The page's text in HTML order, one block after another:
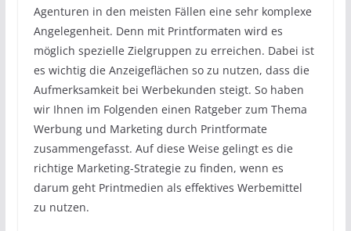
Agenturen in den meisten Fällen eine sehr komplexe
Angelegenheit. Denn mit Printformaten wird es
möglich spezielle Zielgruppen zu erreichen. Dabei ist
es wichtig die Anzeigeflächen so zu nutzen, dass die
Aufmerksamkeit bei Werbekunden steigt. So haben
wir Ihnen im Folgenden einen Ratgeber zum Thema
Werbung und Marketing durch Printformate
zusammengefasst. Auf diese Weise gelingt es die
richtige Marketing-Strategie zu finden, wenn es
darum geht Printmedien als effektives Werbemittel
zu nutzen.